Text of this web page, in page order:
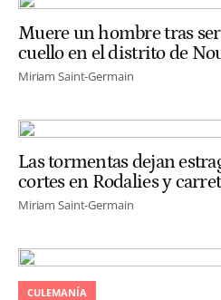
Muere un hombre tras
cuello en el distrito de
Miriam Saint-Germain
Las tormentas dejan
cortes en Rodalies y
Miriam Saint-Germain
CULEMANÍA